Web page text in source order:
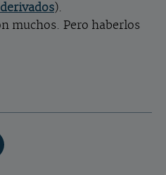
).
muchos. Pero haberlos